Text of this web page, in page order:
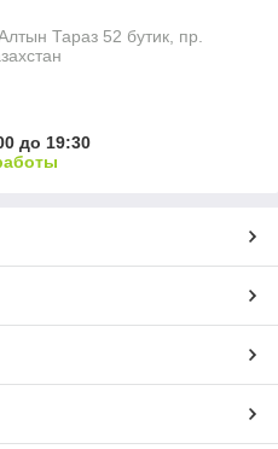
Тараз 52 бутик, пр.
до 19:30